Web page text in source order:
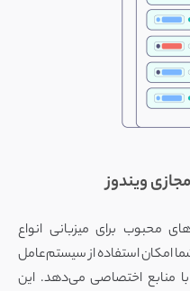
ویندوز
محبوب برای میزبانی انواع
امکان استفاده از سیستم‌عامل
منابع اختصاصی می‌دهد. این